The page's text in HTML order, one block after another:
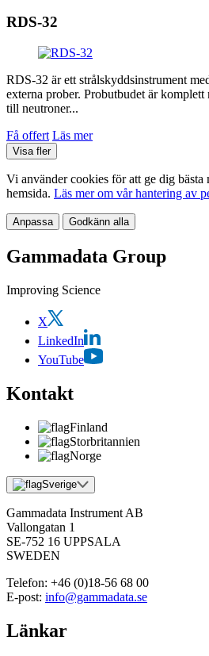
RDS-32
RDS-32 är ett strålskyddsinstrument
externa prober. Probutbudet är
till neutroner...
Få offert Läs mer
Visa fler
Vi använder cookies för att ge dig
hemsida. Läs mer om vår hantering av
Anpassa Godkänn alla
Gammadata Group
Improving Science
X
LinkedIn
YouTube
Kontakt
Finland
Storbritannien
Norge
Sverige
Gammadata Instrument AB
Vallongatan 1
SE-752 16 UPPSALA
SWEDEN
Telefon: +46 (0)18-56 68 00
E-post: info@gammadata.se
Länkar